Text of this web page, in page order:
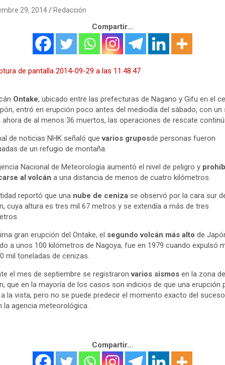
29, 2014 Redacción
Compartir...
Ontake, ubicado entre las prefecturas de Nagano y Gifu en el
entró en erupción poco antes del mediodía del sábado, con un
ahora de al menos 36 muertos, las operaciones de rescate
de noticias NHK señaló quevarios gruposde personas fueron
de un refugio de montaña.
Nacional de Meteorología aumentó el nivel de peligro y
al volcán a una distancia de menos de cuatro kilómetros.
reportó que una nube de ceniza se observó por la cara sur
cuya altura es tres mil 67 metros y se extendía a más de tres
gran erupción del Ontake, el segundo volcán más alto de
a unos 100 kilómetros de Nagoya, fue en 1979 cuando expulsó
mil toneladas de cenizas.
el mes de septiembre se registraron varios sismos en la zona
que en la mayoría de los casos son indicios de que una erupción
la vista, pero no se puede predecir el momento exacto del
la agencia meteorológica.
Compartir...